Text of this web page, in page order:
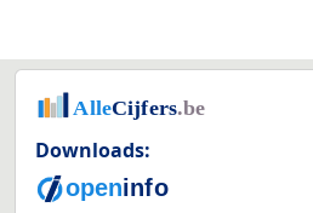
Downloads: